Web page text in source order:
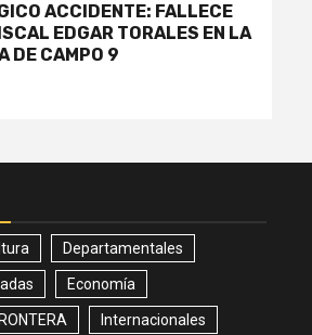
ACCIDENTE: FALLECE
EDGAR TORALES EN LA
DE CAMPO 9
Departamentales
Economía
Internacionales